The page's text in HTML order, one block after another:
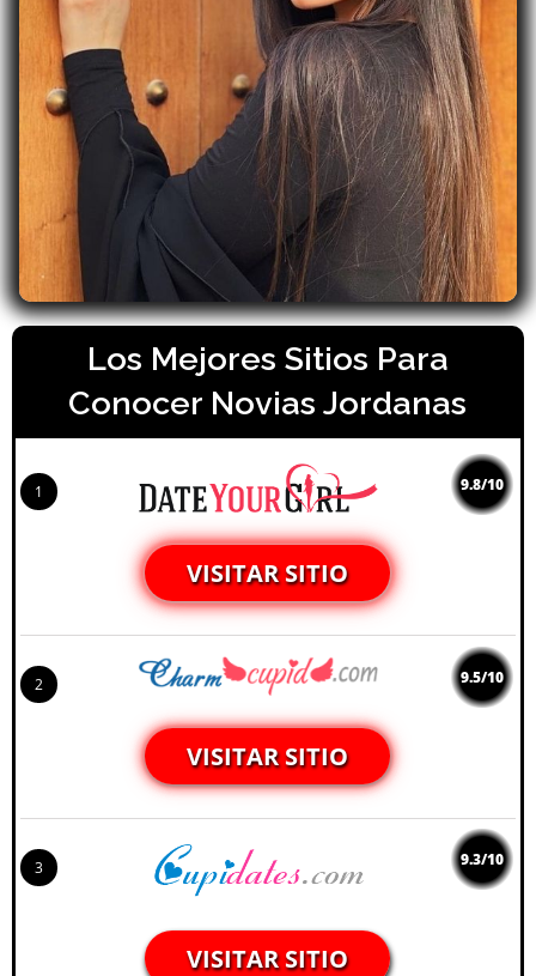
Los Mejores Sitios Para
Conocer Novias Jordanas
1 9.8/10
VISITAR SITIO
2 9.5/10
VISITAR SITIO
3 9.3/10
VISITAR SITIO